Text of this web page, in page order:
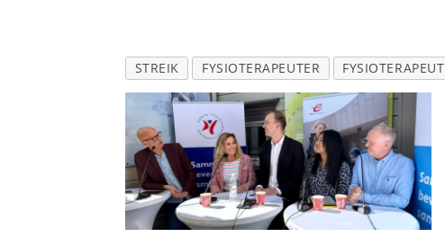
STREIK FYSIOTERAPEUTER FYSIOTERAPEUT